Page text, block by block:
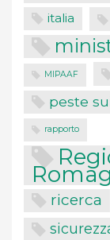
italia
MIPAAF
peste
rapporto
ricerca